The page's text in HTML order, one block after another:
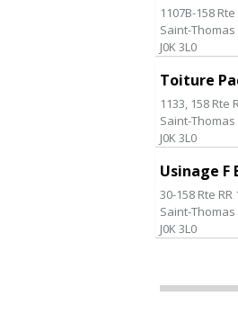
1107B-158 Rte
Saint-Thomas
J0K 3L0
Toiture
1133, 158 Rte
Saint-Thomas
J0K 3L0
Usinage F
30-158 Rte RR
Saint-Thomas
J0K 3L0